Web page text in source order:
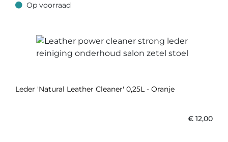
Op voorraad
Op voorraad
Leder 'Natural Leather Cleaner' 0,25L - Oranje
€ 12,00